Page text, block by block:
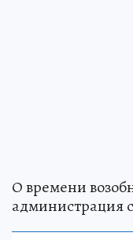
О времени
администрация